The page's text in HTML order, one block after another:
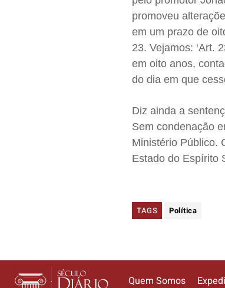
promoveu
em um prazo de
23. Vejamos: ‘Art.
em oito anos,
do dia em que
Diz ainda a
Sem condenação
Ministério Público.
Estado do Espírito
TAGS Política
Quem Somos